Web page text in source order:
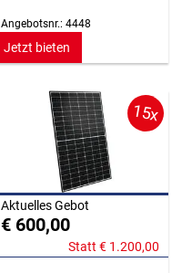
Angebotsnr.: 4448
Jetzt bieten
15x
Aktuelles Gebot
€ 600,00
Statt € 1.200,00